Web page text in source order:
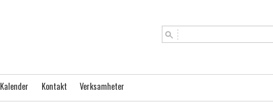
Kalender Kontakt Verksamheter